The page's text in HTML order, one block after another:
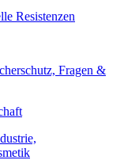
Resistenzen
Fragen &